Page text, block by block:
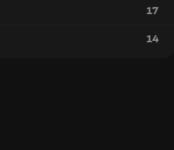
17
14